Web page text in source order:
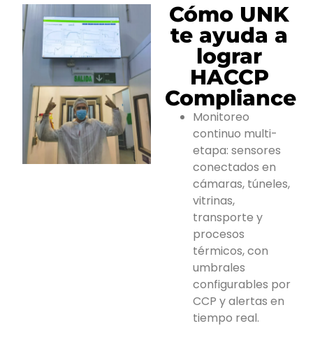
Cómo UNK
te ayuda a
lograr
HACCP
Compliance
Monitoreo
continuo multi-
etapa: sensores
conectados en
cámaras, túneles,
vitrinas,
transporte y
procesos
térmicos, con
umbrales
configurables por
CCP y alertas en
tiempo real.